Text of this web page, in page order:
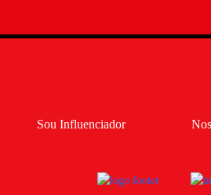
Sou Influenciador